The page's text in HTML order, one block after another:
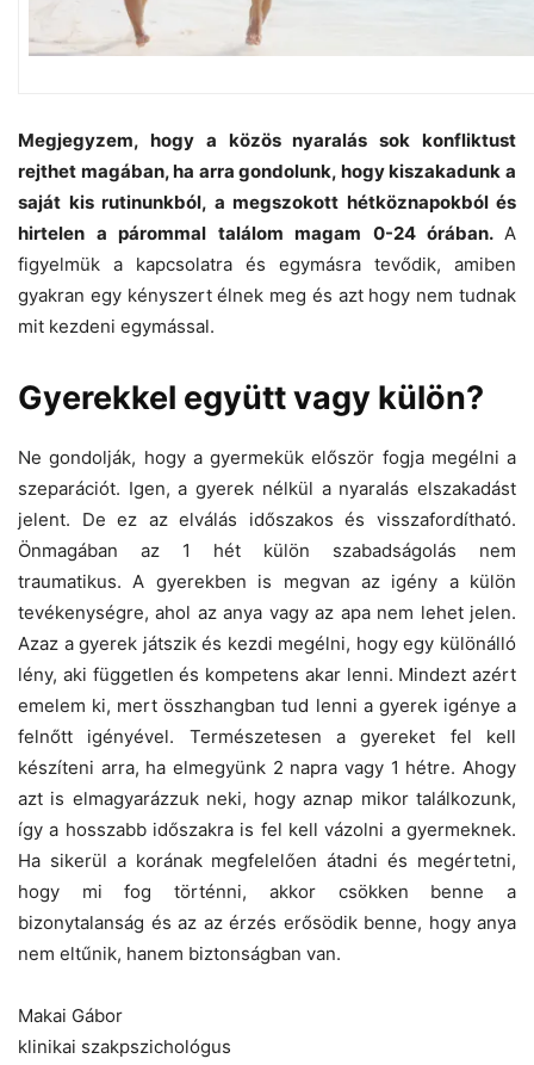
Megjegyzem, hogy a közös nyaralás sok konfliktust
rejthet magában, ha arra gondolunk, hogy kiszakadunk a
saját kis rutinunkból, a megszokott hétköznapokból és
hirtelen a párommal találom magam 0-24 órában. A
figyelmük a kapcsolatra és egymásra tevődik, amiben
gyakran egy kényszert élnek meg és azt hogy nem tudnak
mit kezdeni egymással.
Gyerekkel együtt vagy külön?
Ne gondolják, hogy a gyermekük először fogja megélni a
szeparációt. Igen, a gyerek nélkül a nyaralás elszakadást
jelent. De ez az elválás időszakos és visszafordítható.
Önmagában az 1 hét külön szabadságolás nem
traumatikus. A gyerekben is megvan az igény a külön
tevékenységre, ahol az anya vagy az apa nem lehet jelen.
Azaz a gyerek játszik és kezdi megélni, hogy egy különálló
lény, aki független és kompetens akar lenni. Mindezt azért
emelem ki, mert összhangban tud lenni a gyerek igénye a
felnőtt igényével. Természetesen a gyereket fel kell
készíteni arra, ha elmegyünk 2 napra vagy 1 hétre. Ahogy
azt is elmagyarázzuk neki, hogy aznap mikor találkozunk,
így a hosszabb időszakra is fel kell vázolni a gyermeknek.
Ha sikerül a korának megfelelően átadni és megértetni,
hogy mi fog történni, akkor csökken benne a
bizonytalanság és az az érzés erősödik benne, hogy anya
nem eltűnik, hanem biztonságban van.
Makai Gábor
klinikai szakpszichológus